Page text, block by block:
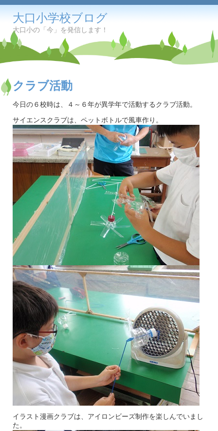
大口小学校ブログ
大口小の「今」を発信します！
クラブ活動
今日の６校時は、４～６年が異学年で活動するクラブ活動。
サイエンスクラブは、ペットボトルで風車作り。
イラスト漫画クラブは、アイロンビーズ制作を楽しんでいまし
た。